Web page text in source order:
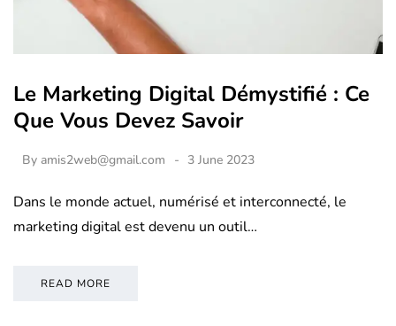
Le Marketing Digital Démystifié : Ce
Que Vous Devez Savoir
By amis2web@gmail.com 3 June 2023
Dans le monde actuel, numérisé et interconnecté, le
marketing digital est devenu un outil…
READ MORE